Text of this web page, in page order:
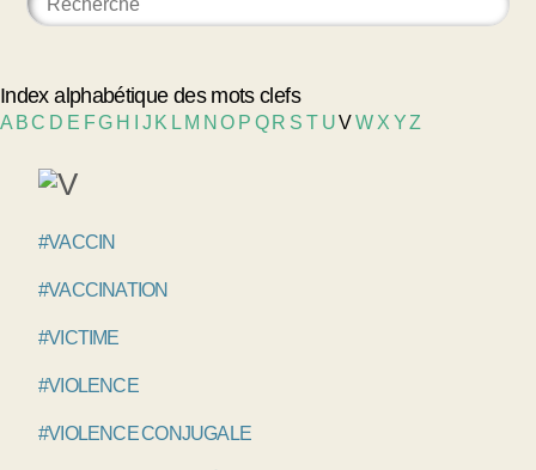
Index alphabétique des mots clefs
A BC D E FG H J K L M NO P Q R S T UVW X YZ
#VACCIN
#VACCINATION
#VICTIME
#VIOLENCE
#VIOLENCE CONJUGALE